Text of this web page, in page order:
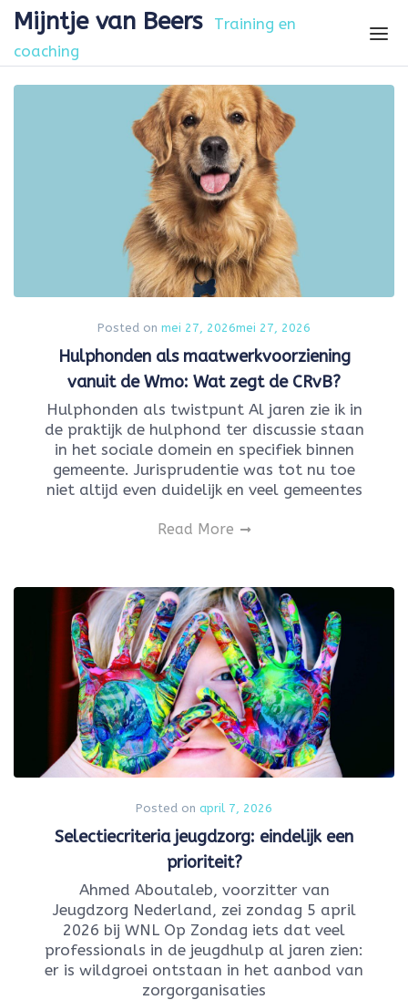
Skip to the content
Mijntje van Beers
Training en
coaching
Posted on mei 27, 2026mei 27, 2026
Hulphonden als maatwerkvoorziening
vanuit de Wmo: Wat zegt de CRvB?
Hulphonden als twistpunt Al jaren zie ik in
de praktijk de hulphond ter discussie staan
in het sociale domein en specifiek binnen
gemeente. Jurisprudentie was tot nu toe
niet altijd even duidelijk en veel gemeentes
Read More
Posted on april 7, 2026
Selectiecriteria jeugdzorg: eindelijk een
prioriteit?
Ahmed Aboutaleb, voorzitter van
Jeugdzorg Nederland, zei zondag 5 april
2026 bij WNL Op Zondag iets dat veel
professionals in de jeugdhulp al jaren zien:
er is wildgroei ontstaan in het aanbod van
zorgorganisaties